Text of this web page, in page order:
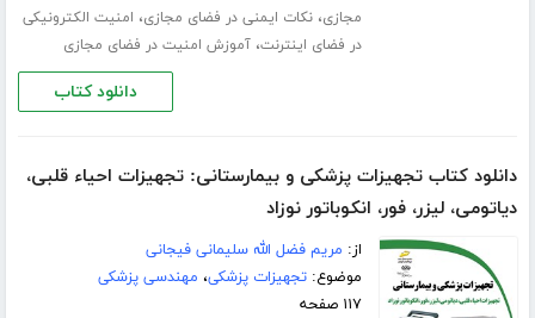
مجازی،نکات ایمنی در فضای مجازی، امنیت الکترونیکی
در فضای اینترنت،آموزش امنیت در فضای مجازی
دانلود کتاب
دانلود کتاب تجهیزات پزشکی و بیمارستانی: تجهیزات احیاء قلبی،
دیاتومی، لیزر، فور، انکوباتور نوزاد
از: مریم فضل الله سلیمانی فیجانی
موضوع:تجهیزات پزشکی، مهندسی پزشکی
۱۱۷ صفحه